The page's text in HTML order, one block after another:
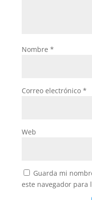
Nombre *
Correo electrónico *
Web
Guarda mi
este navegador para